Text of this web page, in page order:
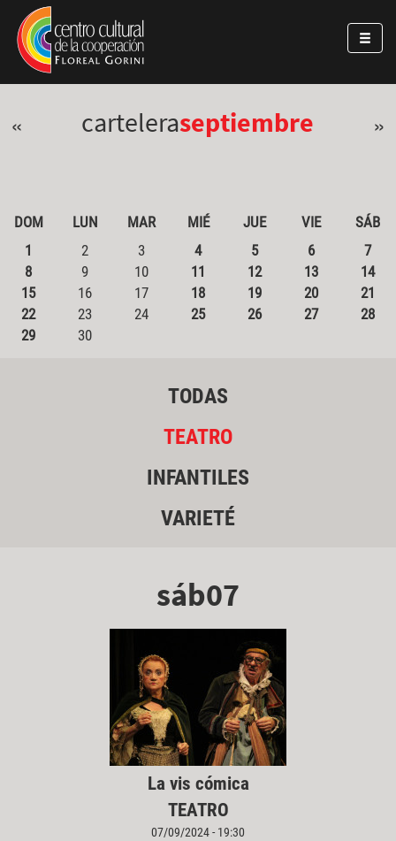
Pasar al contenido principal
Jump to main content
« carteleraseptiembre »
DOM LUN MAR MIÉ JUE VIE
SÁB
1
2 3 4 5 6
7
8
9 10 11 12 13
14
15
16 17 18 19 20
21
22
23 24 25 26 27
28
29
30
TODAS
TEATRO
INFANTILES
VARIETÉ
sáb07
La vis cómica
TEATRO
07/09/2024 - 19:30